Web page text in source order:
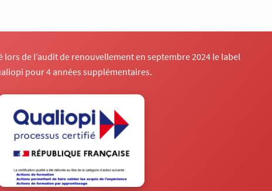
lors de l’audit de renouvellement en septembre 2024 le label
pour 4 années supplémentaires.